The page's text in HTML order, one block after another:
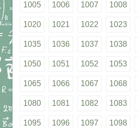
1005 1006 1007 1008
1020 1021 1022 1023
1035 1036 1037 1038
1050 1051 1052 1053
1065 1066 1067 1068
1080 1081 1082 1083
1095 1096 1097 1098